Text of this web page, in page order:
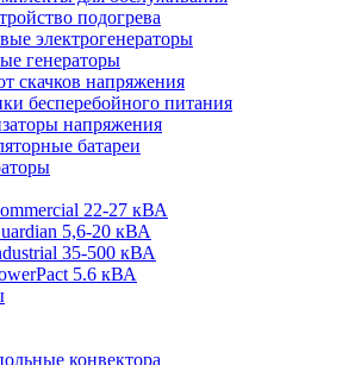
подогрева
электрогенераторы
генераторы
скачков напряжения
бесперебойного питания
напряжения
батареи
22-27 кВА
5,6-20 кВА
35-500 кВА
5.6 кВА
конвектора